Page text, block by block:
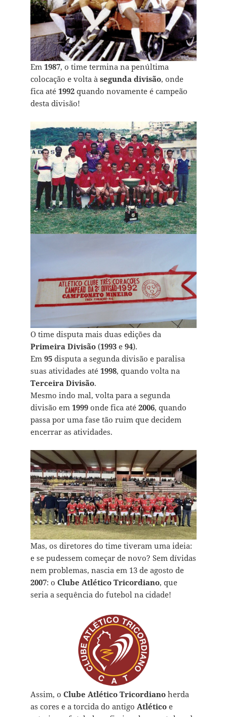
Em 1987, o time termina na penúltima
colocação e volta à segunda divisão, onde
fica até 1992quando novamente é campeão
desta divisão!
O time disputa mais duas edições da
Primeira Divisão(1993 e 94).
Em 95disputa a segunda divisão e paralisa
suas atividades até 1998, quando volta na
Terceira Divisão.
Mesmo indo mal, volta para a segunda
divisão em 1999onde fica até 2006, quando
passa por uma fase tão ruim que decidem
encerrar as atividades.
Mas, os diretores do time tiveram uma ideia:
e se pudessem começar de novo? Sem dívidas
nem problemas, nascia em 13 de agosto de
2007: o Clube Atlético Tricordiano, que
seria a sequência do futebol na cidade!
Assim, o Clube Atlético Tricordianoherda
as cores e a torcida do antigo Atléticoe